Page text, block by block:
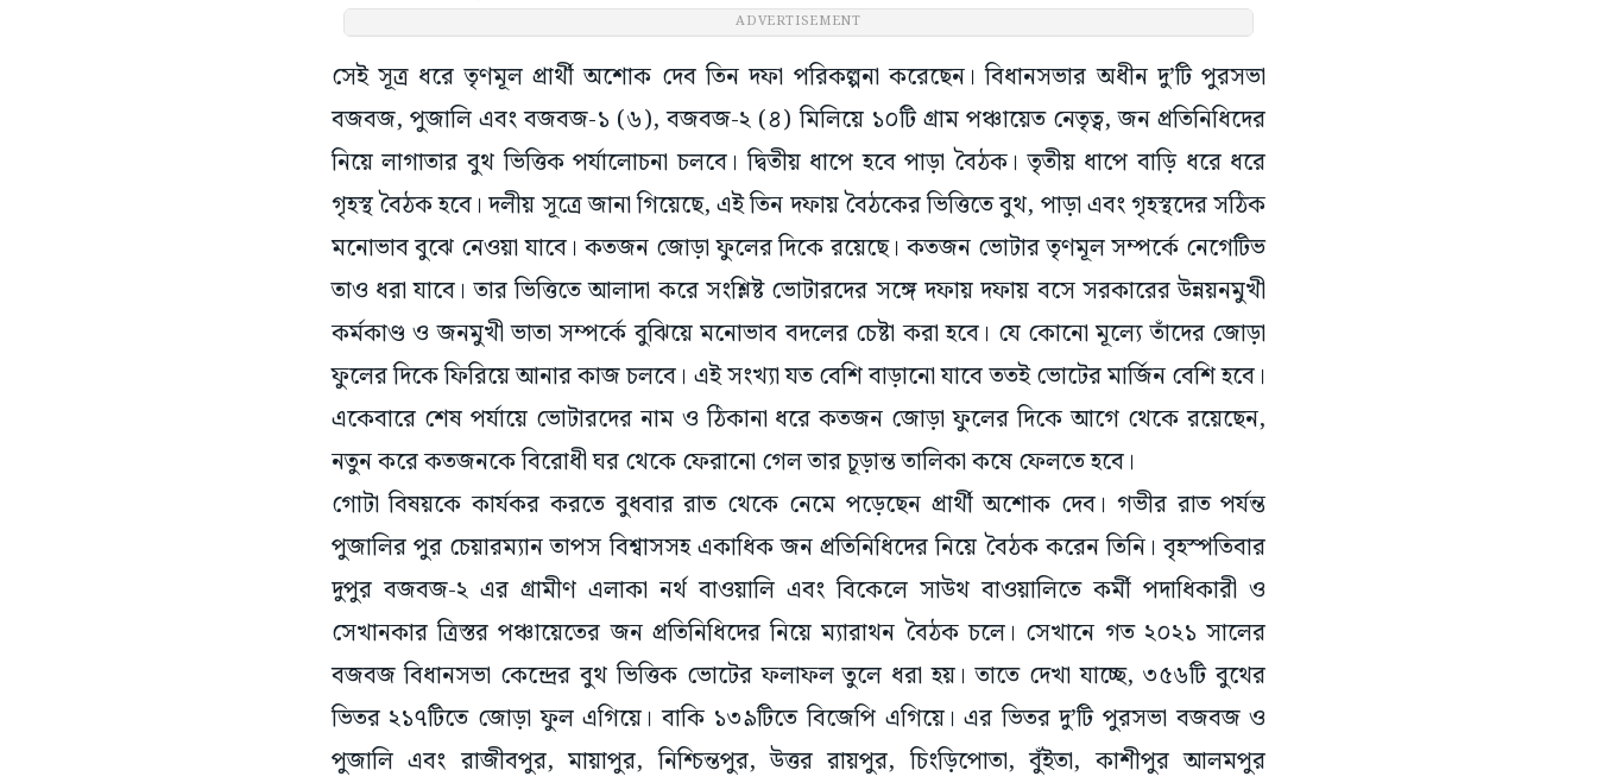
ADVERTISEMENT
সেই সূত্র ধরে তৃণমূল প্রার্থী অশোক দেব তিন দফা পরিকল্পনা করেছেন। বিধানসভার অধীন দু’টি পুরসভা
বজবজ, পুজালি এবং বজবজ-১ (৬), বজবজ-২ (৪) মিলিয়ে ১০টি গ্রাম পঞ্চায়েত নেতৃত্ব, জন প্রতিনিধিদের
নিয়ে লাগাতার বুথ ভিত্তিক পর্যালোচনা চলবে। দ্বিতীয় ধাপে হবে পাড়া বৈঠক। তৃতীয় ধাপে বাড়ি ধরে ধরে
গৃহস্থ বৈঠক হবে। দলীয় সূত্রে জানা গিয়েছে, এই তিন দফায় বৈঠকের ভিত্তিতে বুথ, পাড়া এবং গৃহস্থদের সঠিক
মনোভাব বুঝে নেওয়া যাবে। কতজন জোড়া ফুলের দিকে রয়েছে। কতজন ভোটার তৃণমূল সম্পর্কে নেগেটিভ
তাও ধরা যাবে। তার ভিত্তিতে আলাদা করে সংশ্লিষ্ট ভোটারদের সঙ্গে দফায় দফায় বসে সরকারের উন্নয়নমুখী
কর্মকাণ্ড ও জনমুখী ভাতা সম্পর্কে বুঝিয়ে মনোভাব বদলের চেষ্টা করা হবে। যে কোনো মূল্যে তাঁদের জোড়া
ফুলের দিকে ফিরিয়ে আনার কাজ চলবে। এই সংখ্যা যত বেশি বাড়ানো যাবে ততই ভোটের মার্জিন বেশি হবে।
একেবারে শেষ পর্যায়ে ভোটারদের নাম ও ঠিকানা ধরে কতজন জোড়া ফুলের দিকে আগে থেকে রয়েছেন,
নতুন করে কতজনকে বিরোধী ঘর থেকে ফেরানো গেল তার চূড়ান্ত তালিকা কষে ফেলতে হবে।
গোটা বিষয়কে কার্যকর করতে বুধবার রাত থেকে নেমে পড়েছেন প্রার্থী অশোক দেব। গভীর রাত পর্যন্ত
পুজালির পুর চেয়ারম্যান তাপস বিশ্বাসসহ একাধিক জন প্রতিনিধিদের নিয়ে বৈঠক করেন তিনি। বৃহস্পতিবার
দুপুর বজবজ-২ এর গ্রামীণ এলাকা নর্থ বাওয়ালি এবং বিকেলে সাউথ বাওয়ালিতে কর্মী পদাধিকারী ও
সেখানকার ত্রিস্তর পঞ্চায়েতের জন প্রতিনিধিদের নিয়ে ম্যারাথন বৈঠক চলে। সেখানে গত ২০২১ সালের
বজবজ বিধানসভা কেন্দ্রের বুথ ভিত্তিক ভোটের ফলাফল তুলে ধরা হয়। তাতে দেখা যাচ্ছে, ৩৫৬টি বুথের
ভিতর ২১৭টিতে জোড়া ফুল এগিয়ে। বাকি ১৩৯টিতে বিজেপি এগিয়ে। এর ভিতর দু’টি পুরসভা বজবজ ও
পুজালি এবং রাজীবপুর, মায়াপুর, নিশ্চিন্তপুর, উত্তর রায়পুর, চিংড়িপোতা, বুঁইতা, কাশীপুর আলমপুর